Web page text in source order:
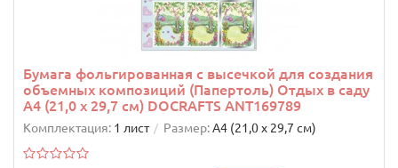
Бумага фольгированная с высечкой для создания
объемных композиций (Папертоль) Отдых в саду
А4 (21,0 х 29,7 см) DOCRAFTS ANT169789
Комплектация: 1 лист Размер:А4 (21,0 х 29,7 см)